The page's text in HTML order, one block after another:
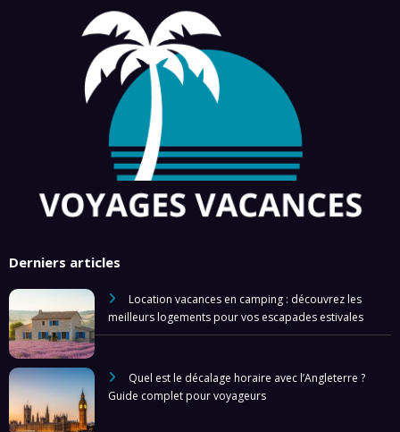
Derniers articles
Location vacances en camping : découvrez les
meilleurs logements pour vos escapades estivales
Quel est le décalage horaire avec l’Angleterre ?
Guide complet pour voyageurs